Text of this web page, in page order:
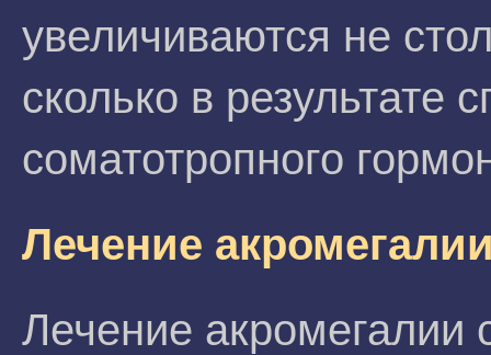
увеличиваются не
сколько в результате
соматотропного
Лечение
Лечение акромегалии